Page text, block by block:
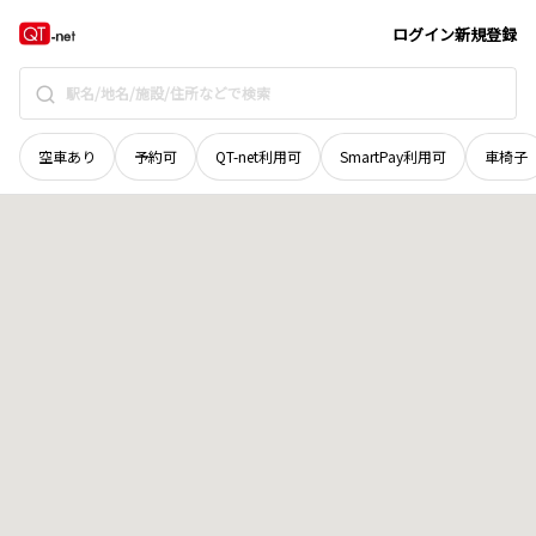
ログイン新規登録
空車あり 予約可 QT-net利用可 SmartPay利用可 車椅子
奈良県